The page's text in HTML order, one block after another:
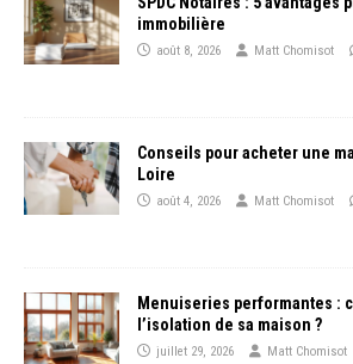
immobilière
août 8, 2026 Matt Chomisot
Conseils pour acheter une
Loire
août 4, 2026 Matt Chomisot
Menuiseries performantes :
l’isolation de sa maison ?
juillet 29, 2026 Matt Chomisot